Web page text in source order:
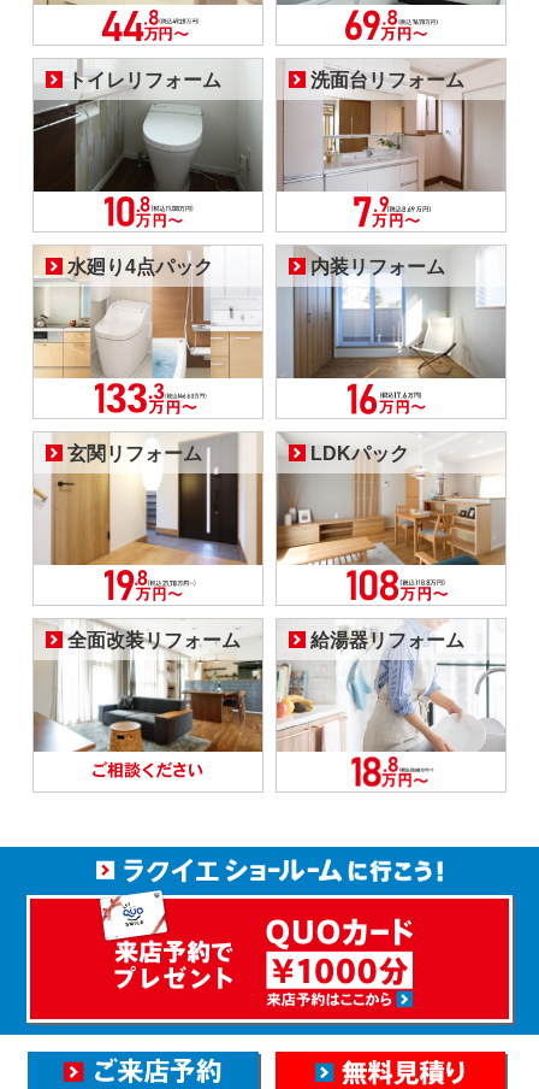
トイレリフォーム 洗面台リフォーム
水廻り4点パック 内装リフォーム
玄関リフォーム LDKパック
全面改装リフォーム 給湯器リフォーム